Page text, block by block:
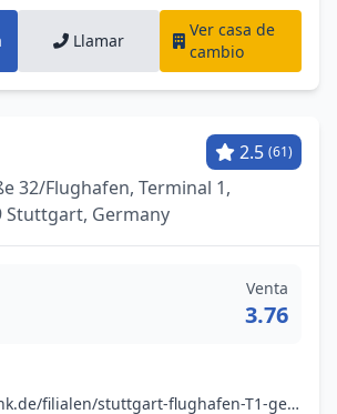
Llamar
Ver casa de
cambio
2.5 (61)
32/Flughafen, Terminal 1,
Stuttgart, Germany
Venta
3.76
www.reisebank.de/filialen/stuttgart-flughafen-T1-geld-wechseln-und-gold-kaufen